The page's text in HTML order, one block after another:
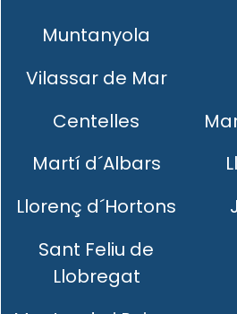
Muntanyola
Vilassar de Mar
Centelles
Martí d´Albars
Llorenç d´Hortons
Sant Feliu de
Llobregat